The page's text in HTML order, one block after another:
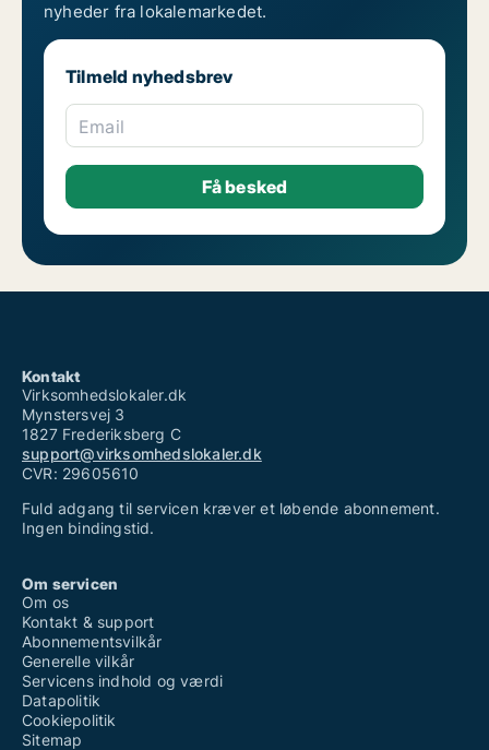
nyheder fra lokalemarkedet.
Tilmeld nyhedsbrev
Email
Kontakt
Virksomhedslokaler.dk
Mynstersvej 3
1827 Frederiksberg C
support@virksomhedslokaler.dk
CVR: 29605610
Fuld adgang til servicen kræver et løbende abonnement.
Ingen bindingstid.
Om servicen
Om os
Kontakt & support
Abonnementsvilkår
Generelle vilkår
Servicens indhold og værdi
Datapolitik
Cookiepolitik
Sitemap